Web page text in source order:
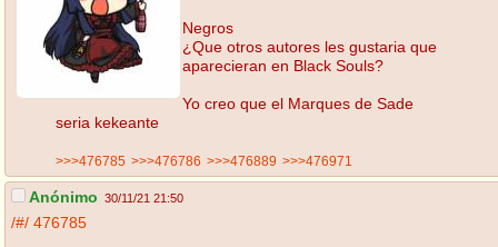
Negros
¿Que otros autores les gustaria que
aparecieran en Black Souls?
Yo creo que el Marques de Sade
seria kekeante
>>>476785 >>>476786 >>>476889 >>>476971
Anónimo 30/11/21 21:50
/#/ 476785